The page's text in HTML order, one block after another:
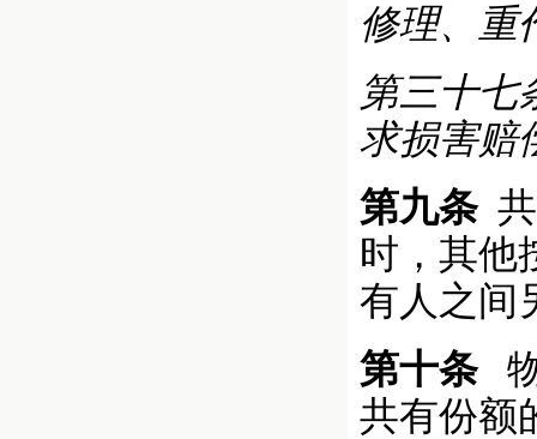
修理、重
第三十七
求损害赔
第九条共
时，其他
有人之间
第十条物
共有份额